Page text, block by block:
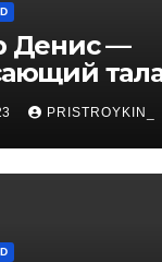
Денис —
обо всем,
о его
PRISTROYKIN_